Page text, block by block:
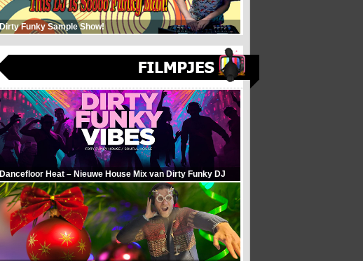
Dirty Funky Sample Show!
Dancefloor Heat – Nieuwe House Mix van Dirty Funky DJ